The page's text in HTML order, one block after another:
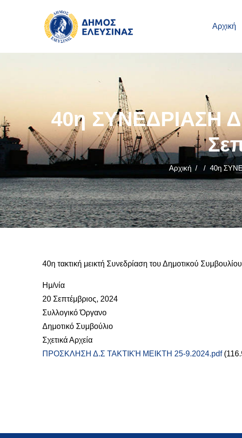
Αρχική
40η ΣΥΝΕΔΡΙΑΣΗ
Αρχική / / 40η
40η τακτική μεικτή Συνεδρίαση του Δημοτικού
Ημ/νία
20 Σεπτέμβριος, 2024
Συλλογικό Όργανο
Δημοτικό Συμβούλιο
Σχετικά Αρχεία
ΠΡΟΣΚΛΗΣΗ Δ.Σ ΤΑΚΤΙΚΉ ΜΕΙΚΤΗ 25-9.2024.pdf